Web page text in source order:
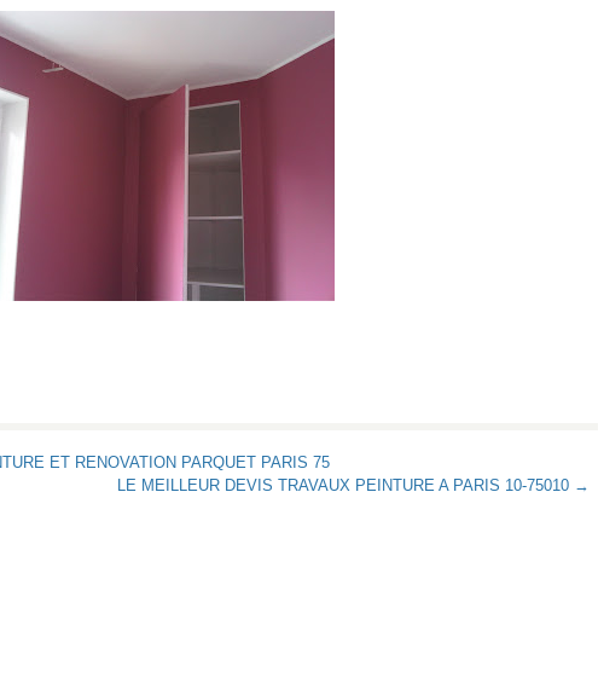
ET RENOVATION PARQUET PARIS 75
LE MEILLEUR DEVIS TRAVAUX PEINTURE A PARIS 10-75010 →